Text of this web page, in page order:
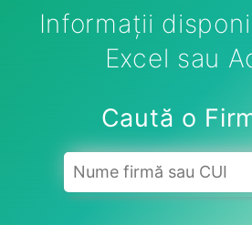
Informații
Excel sau
Caută o